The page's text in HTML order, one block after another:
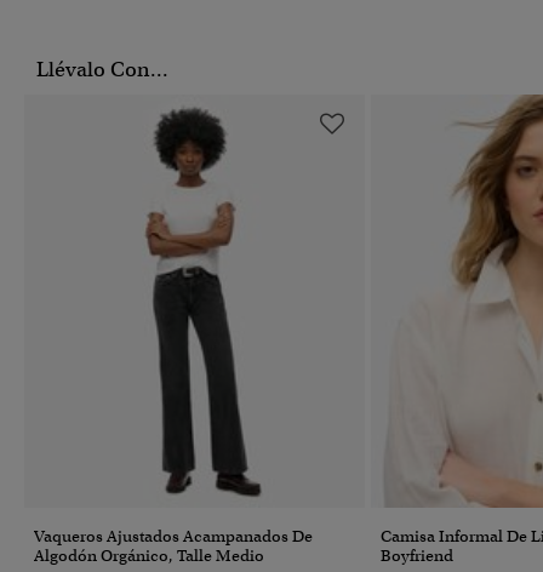
Llévalo Con...
Vaqueros Ajustados Acampanados De
Algodón Orgánico, Talle Medio
Camisa Informal De
Boyfriend